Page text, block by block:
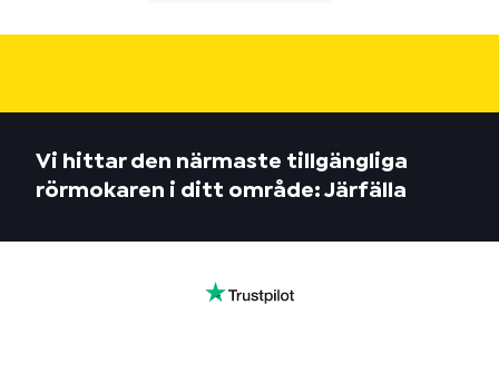
Vi hittar den närmaste tillgängliga
rörmokaren i ditt område: Järfälla